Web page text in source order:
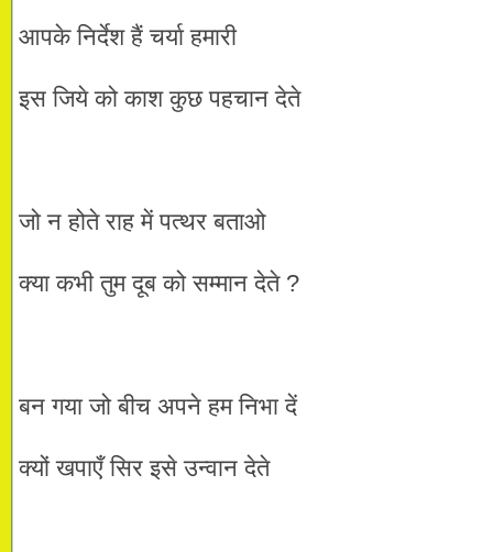
आपके निर्देश हैं चर्या हमारी
इस जिये को काश कुछ पहचान देते
जो न होते राह में पत्थर बताओ
क्या कभी तुम दूब को सम्मान देते ?
बन गया जो बीच अपने हम निभा दें
क्यों खपाएँ सिर इसे उन्वान देते